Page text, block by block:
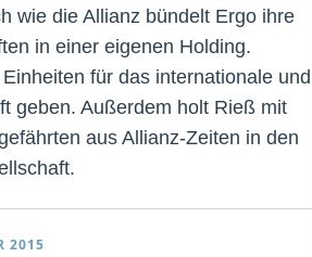
wie die Allianz bündelt Ergo ihre
in einer eigenen Holding.
für das internationale und
geben. Außerdem holt Rieß mit
aus Allianz-Zeiten in den
2015